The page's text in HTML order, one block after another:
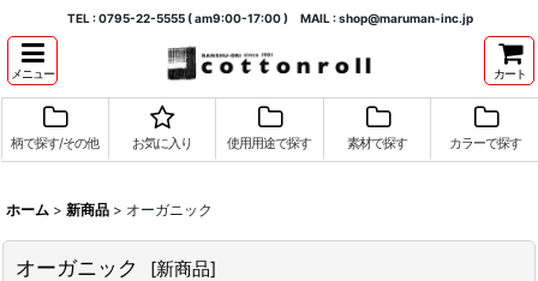
TEL : 0795-22-5555 ( am9:00-17:00 ) MAIL : shop@maruman-inc.jp
メニュー カート
柄で探す/その他 お気に入り 使用用途で探す 素材で探す カラーで探す
ホーム > 新商品 > オーガニック
オーガニック [新商品]